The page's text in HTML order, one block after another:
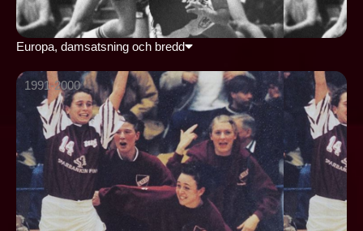
Europa, damsatsning och bredd
1991-2000